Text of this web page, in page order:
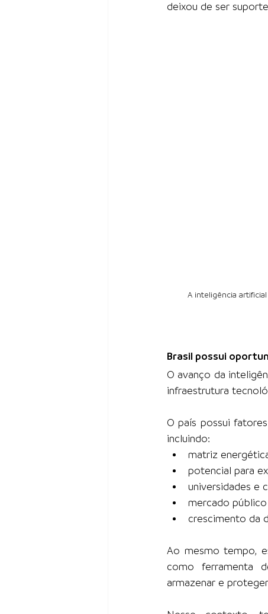
deixou de ser
A inteligência
Brasil possui
O avanço da
infraestrutura
O país possui
incluindo:
matriz
potencial para
universidades e
mercado
crescimento da
Ao mesmo tempo,
como ferramenta
armazenar e